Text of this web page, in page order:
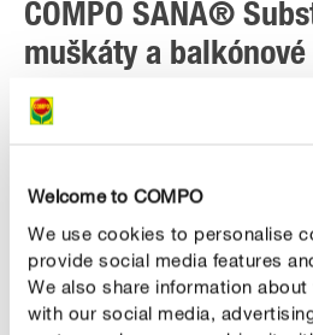
Welcome to COMPO
We use cookies to personalise
provide social media features
We also share information
with our social media,
COMPO SANA®
muškáty a
ZAKÚPIŤ